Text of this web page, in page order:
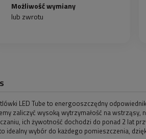
Możliwość wymiany
lub zwrotu
LED Tube to energooszczędny
zaliczyć wysoką wytrzymałość na wstrząsy,
ich żywotność dochodzi do ponad 2 lat
idealny wybór do każdego pomieszczenia,